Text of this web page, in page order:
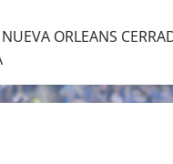
ORLEANS